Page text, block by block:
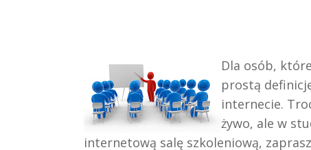
Dla osób,
prostą
internecie.
żywo, ale w
internetową salę szkoleniową,